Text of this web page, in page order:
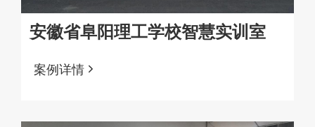
安徽省阜阳理工学校智慧实训室
案例详情